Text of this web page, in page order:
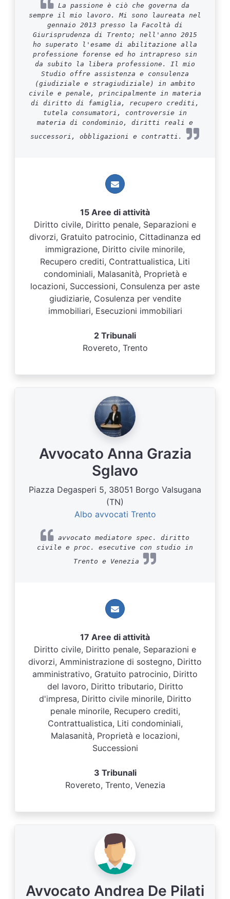
La passione è ciò che governa da
sempre il mio lavoro. Mi sono laureata nel
gennaio 2013 presso la Facoltà di
Giurisprudenza di Trento; nell'anno 2015
ho superato l'esame di abilitazione alla
professione forense ed ho intrapreso sin
da subito la libera professione. Il mio
Studio offre assistenza e consulenza
(giudiziale e stragiudiziale) in ambito
civile e penale, principalmente in materia
di diritto di famiglia, recupero crediti,
tutela consumatori, controversie in
materia di condominio, diritti reali e
successori, obbligazioni e contratti.
15 Aree di attività
Diritto civile, Diritto penale, Separazioni e
divorzi, Gratuito patrocinio, Cittadinanza ed
immigrazione, Diritto civile minorile,
Recupero crediti, Contrattualistica, Liti
condominiali, Malasanità, Proprietà e
locazioni, Successioni, Consulenza per aste
giudiziarie, Cosulenza per vendite
immobiliari, Esecuzioni immobiliari
2 Tribunali
Rovereto, Trento
Avvocato Anna Grazia
Sglavo
Piazza Degasperi 5, 38051 Borgo Valsugana
(TN)
Albo avvocati Trento
avvocato mediatore spec. diritto
civile e proc. esecutive con studio in
Trento e Venezia
17 Aree di attività
Diritto civile, Diritto penale, Separazioni e
divorzi, Amministrazione di sostegno, Diritto
amministrativo, Gratuito patrocinio, Diritto
del lavoro, Diritto tributario, Diritto
d'impresa, Diritto civile minorile, Diritto
penale minorile, Recupero crediti,
Contrattualistica, Liti condominiali,
Malasanità, Proprietà e locazioni,
Successioni
3 Tribunali
Rovereto, Trento, Venezia
Avvocato Andrea De Pilati